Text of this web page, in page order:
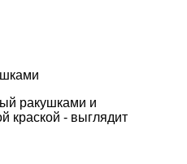
ракушками и
- выглядит